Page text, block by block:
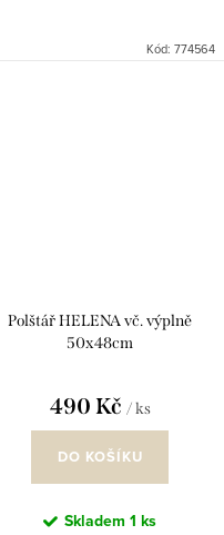
Kód: 774564
Polštář HELENA vč. výplně
50x48cm
490 Kč / ks
DO KOŠÍKU
Skladem 1 ks